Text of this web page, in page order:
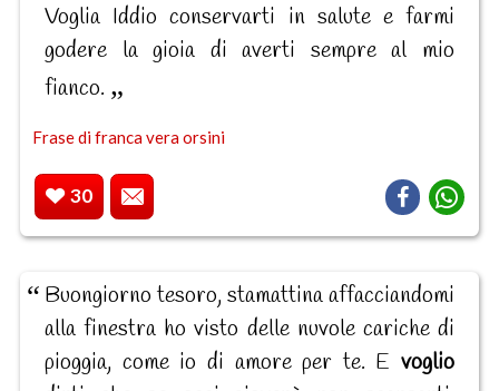
Voglia Iddio conservarti in salute e farmi
godere la gioia di averti sempre al mio
fianco.
Frase di franca vera orsini
30
Buongiorno tesoro, stamattina affacciandomi
alla finestra ho visto delle nuvole cariche di
pioggia, come io di amore per te. E voglio